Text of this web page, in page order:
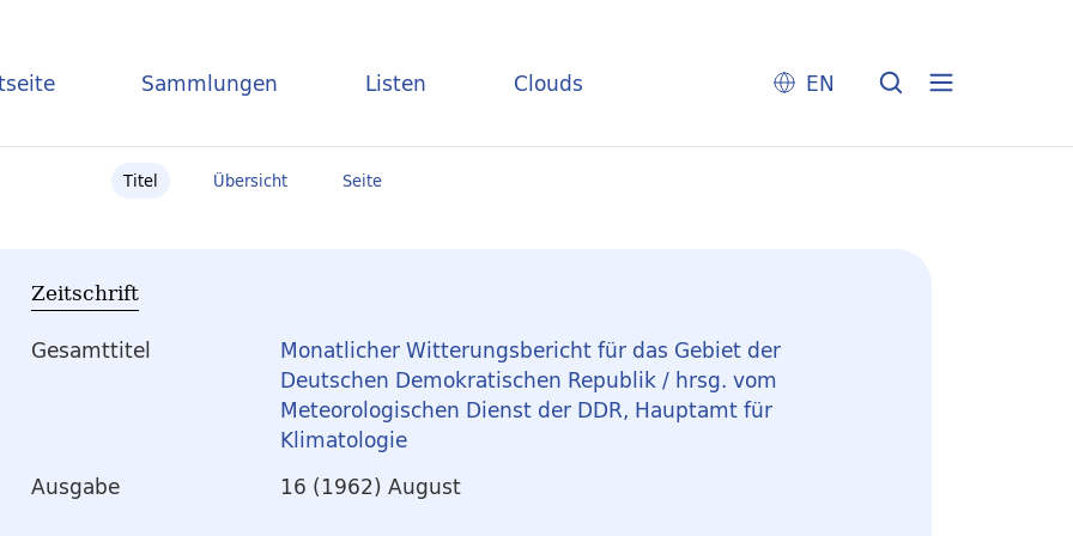
Sammlungen Listen Clouds EN
Titel Übersicht Seite
Zeitschrift
Gesamttitel
Monatlicher Witterungsbericht für das Gebiet der
Deutschen Demokratischen Republik / hrsg. vom
Meteorologischen Dienst der DDR, Hauptamt für
Klimatologie
Ausgabe
16 (1962) August